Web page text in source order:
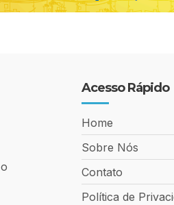
Acesso Rápido
Home
Sobre Nós
Contato
Política de